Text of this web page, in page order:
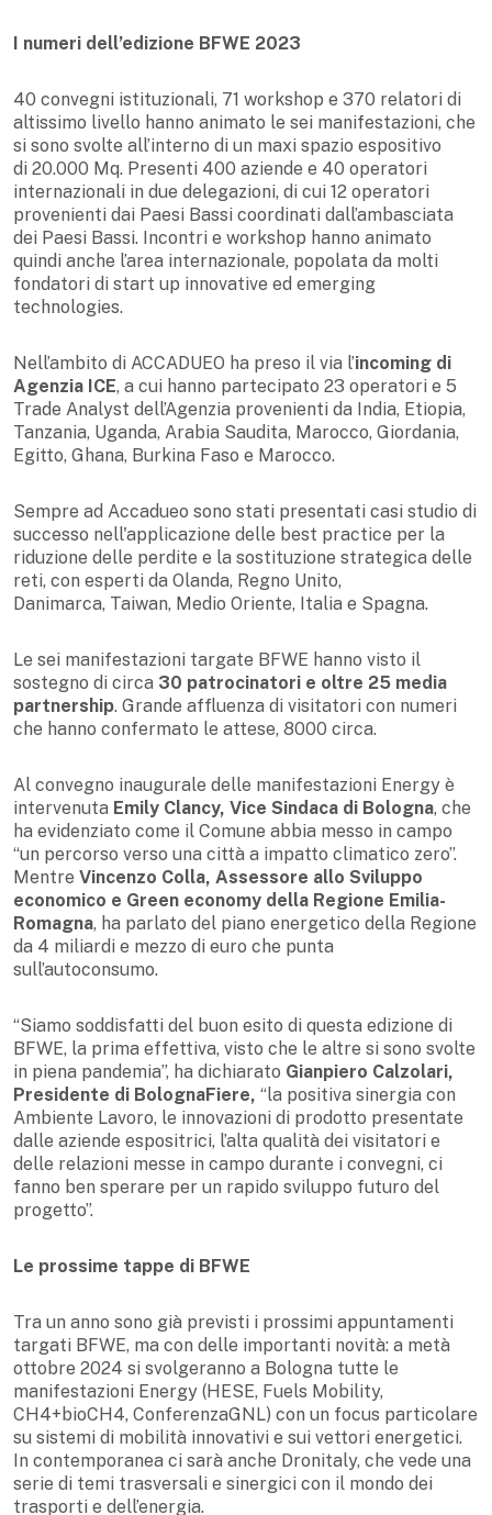
I numeri dell’edizione BFWE 2023
40 convegni istituzionali, 71 workshop e 370 relatori di
altissimo livello hanno animato le sei manifestazioni, che
si sono svolte all’interno di un maxi spazio espositivo
di 20.000 Mq. Presenti 400 aziende e 40 operatori
internazionali in due delegazioni, di cui 12 operatori
provenienti dai Paesi Bassi coordinati dall’ambasciata
dei Paesi Bassi. Incontri e workshop hanno animato
quindi anche l’area internazionale, popolata da molti
fondatori di start up innovative ed emerging
technologies.
Nell’ambito di ACCADUEO ha preso il via l’incoming di
Agenzia ICE, a cui hanno partecipato 23 operatori e 5
Trade Analyst dell’Agenzia provenienti da India, Etiopia,
Tanzania, Uganda, Arabia Saudita, Marocco, Giordania,
Egitto, Ghana, Burkina Faso e Marocco.
Sempre ad Accadueo sono stati presentati casi studio di
successo nell'applicazione delle best practice per la
riduzione delle perdite e la sostituzione strategica delle
reti, con esperti da Olanda, Regno Unito,
Danimarca, Taiwan, Medio Oriente, Italia e Spagna.
Le sei manifestazioni targate BFWE hanno visto il
sostegno di circa 30 patrocinatori e oltre 25 media
partnership. Grande affluenza di visitatori con numeri
che hanno confermato le attese, 8000 circa.
Al convegno inaugurale delle manifestazioni Energy è
intervenuta Emily Clancy, Vice Sindaca di Bologna, che
ha evidenziato come il Comune abbia messo in campo
“un percorso verso una città a impatto climatico zero”.
Mentre Vincenzo Colla, Assessore allo Sviluppo
economico e Green economy della Regione Emilia-
Romagna, ha parlato del piano energetico della Regione
da 4 miliardi e mezzo di euro che punta
sull’autoconsumo.
“Siamo soddisfatti del buon esito di questa edizione di
BFWE, la prima effettiva, visto che le altre si sono svolte
in piena pandemia”, ha dichiarato Gianpiero Calzolari,
Presidente di BolognaFiere, “la positiva sinergia con
Ambiente Lavoro, le innovazioni di prodotto presentate
dalle aziende espositrici, l’alta qualità dei visitatori e
delle relazioni messe in campo durante i convegni, ci
fanno ben sperare per un rapido sviluppo futuro del
progetto”.
Le prossime tappe di BFWE
Tra un anno sono già previsti i prossimi appuntamenti
targati BFWE, ma con delle importanti novità: a metà
ottobre 2024 si svolgeranno a Bologna tutte le
manifestazioni Energy (HESE, Fuels Mobility,
CH4+bioCH4, ConferenzaGNL) con un focus particolare
su sistemi di mobilità innovativi e sui vettori energetici.
In contemporanea ci sarà anche Dronitaly, che vede una
serie di temi trasversali e sinergici con il mondo dei
trasporti e dell’energia.